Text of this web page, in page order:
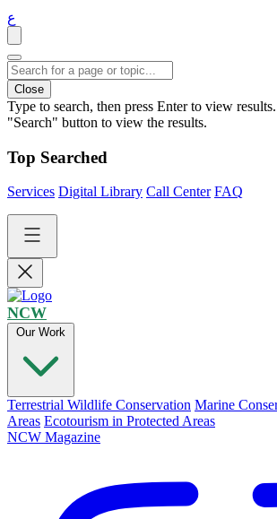
ع
Close
Type to search, then press Enter to view
"Search" button to view the results.
Top Searched
Services Digital Library Call Center FAQ
NCW
Our Work
Terrestrial Wildlife Conservation Marine
Areas Ecotourism in Protected Areas
NCW Magazine